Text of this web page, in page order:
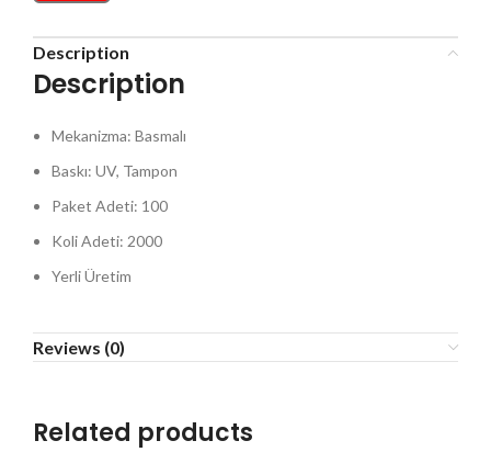
Description
Description
Mekanizma: Basmalı
Baskı: UV, Tampon
Paket Adeti: 100
Koli Adeti: 2000
Yerli Üretim
Reviews (0)
Related products